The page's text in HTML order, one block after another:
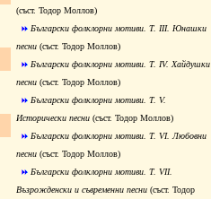
(съст. Тодор Моллов)
Български фолклорни мотиви. Т. III. Юнашки
песни (съст. Тодор Моллов)
Български фолклорни мотиви. Т. IV. Хайдушки
песни (съст. Тодор Моллов)
Български фолклорни мотиви. Т. V.
Исторически песни (съст. Тодор Моллов)
Български фолклорни мотиви. Т. VI. Любовни
песни (съст. Тодор Моллов)
Български фолклорни мотиви. Т. VІІ.
Възрожденски и съвременни песни (съст. Тодор